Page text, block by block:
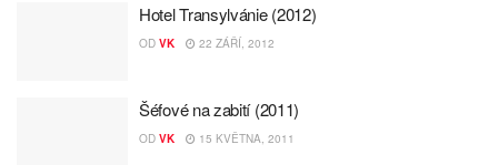
Hotel Transylvánie (2012)
OD VK 22 ZÁŘÍ, 2012
Šéfové na zabití (2011)
OD VK 15 KVĚTNA, 2011